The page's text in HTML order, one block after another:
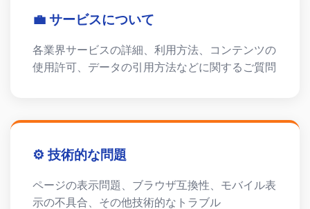
💼 サービスについて
各業界サービスの詳細、利用方法、コンテンツの
使用許可、データの引用方法などに関するご質問
⚙️ 技術的な問題
ページの表示問題、ブラウザ互換性、モバイル表
示の不具合、その他技術的なトラブル